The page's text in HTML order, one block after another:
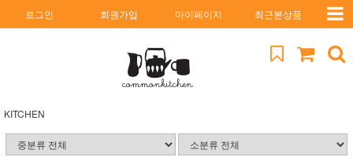
로그인 회원가입 마이페이지 최근본상품
KITCHEN